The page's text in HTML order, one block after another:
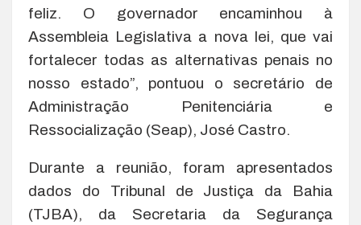
feliz. O governador encaminhou à
Assembleia Legislativa a nova lei, que vai
fortalecer todas as alternativas penais no
nosso estado”, pontuou o secretário de
Administração Penitenciária e
Ressocialização (Seap), José Castro.
Durante a reunião, foram apresentados
dados do Tribunal de Justiça da Bahia
(TJBA), da Secretaria da Segurança